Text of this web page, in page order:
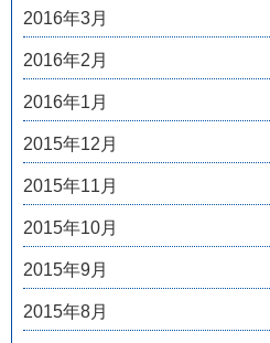
2016年3月
2016年2月
2016年1月
2015年12月
2015年11月
2015年10月
2015年9月
2015年8月